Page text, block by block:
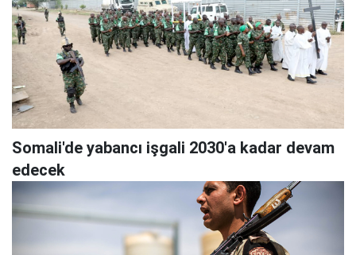
Somali'de yabancı işgali 2030'a kadar devam
edecek